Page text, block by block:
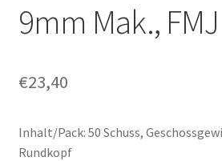
9mm Mak.,
€23,40
Inhalt/Pack: 50 Schuss,
Rundkopf